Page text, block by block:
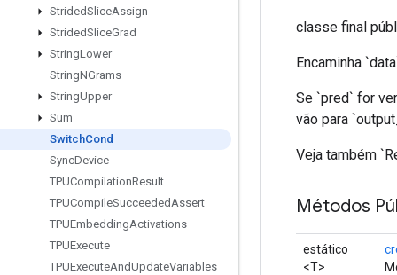
StridedSliceAssign
StridedSliceGrad
StringLower
StringNGrams
StringUpper
Sum
SwitchCond
SyncDevice
TPUCompilationResult
TPUCompileSucceededAssert
TPUEmbeddingActivations
TPUExecute
TPUExecuteAndUpdateVariables
classe final
Encaminha
Se `pred` for
vão para
Veja também
Métodos
estático
<T>